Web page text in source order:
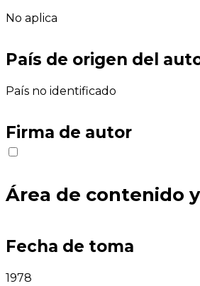
No aplica
País de origen del
País no identificado
Firma de autor
Área de contenido
Fecha de toma
1978